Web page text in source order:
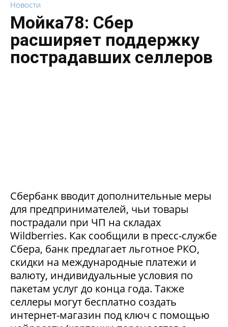
Новости
Мойка78: Сбер
расширяет поддержку
пострадавших селлеров
Сбербанк вводит дополнительные меры
для предпринимателей, чьи товары
пострадали при ЧП на складах
Wildberries. Как сообщили в пресс-службе
Сбера, банк предлагает льготное РКО,
скидки на международные платежи и
валюту, индивидуальные условия по
пакетам услуг до конца года. Также
селлеры могут бесплатно создать
интернет-магазин под ключ с помощью